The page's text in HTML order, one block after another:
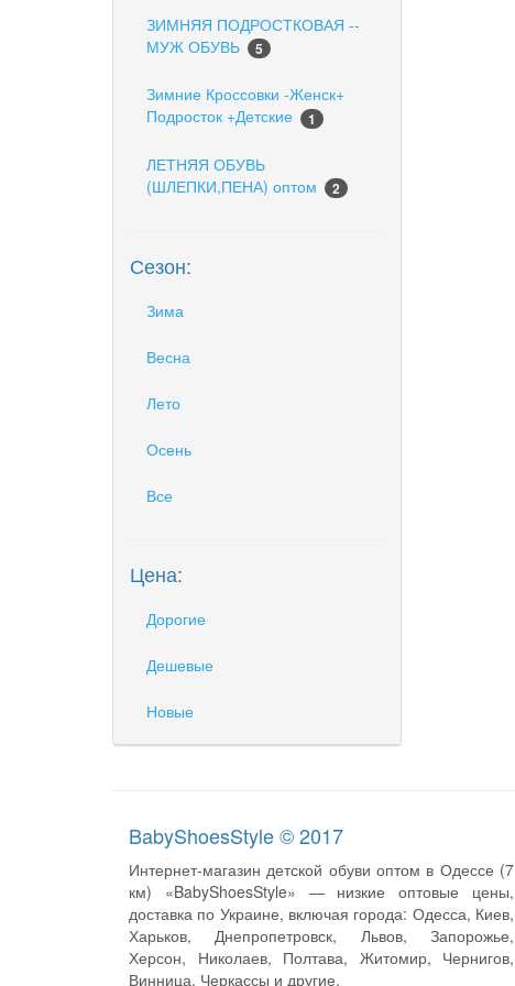
ЗИМНЯЯ ПОДРОСТКОВАЯ --
МУЖ ОБУВЬ
5
Зимние Кроссовки -Женск+
Подросток +Детские
1
ЛЕТНЯЯ ОБУВЬ
(ШЛЕПКИ,ПЕНА) оптом
2
Сезон:
Зима
Весна
Лето
Осень
Все
Цена:
Дорогие
Дешевые
Новые
BabyShoesStyle © 2017
Интернет-магазин детской обуви оптом в Одессе (7
км) «BabyShoesStyle» — низкие оптовые цены,
доставка по Украине, включая города: Одесса, Киев,
Харьков, Днепропетровск, Львов, Запорожье,
Херсон, Николаев, Полтава, Житомир, Чернигов,
Винница, Черкассы и другие.